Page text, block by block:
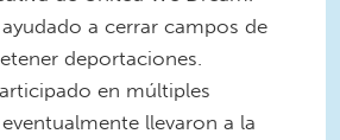
a cerrar campos de
deportaciones.
en múltiples
llevaron a la